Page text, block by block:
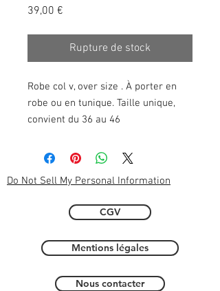
39,00 €
Rupture de stock
Robe col v, over size . À porter en
robe ou en tunique. Taille unique,
convient du 36 au 46
Do Not Sell My Personal Information
CGV
Mentions légales
Nous contacter